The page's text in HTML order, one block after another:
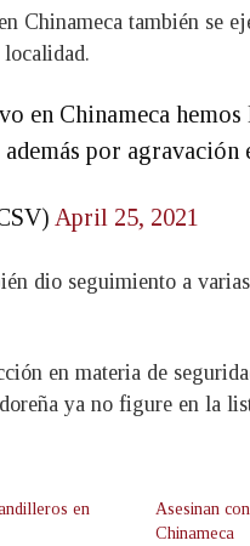
Chinameca también se
en Chinameca
por agravación
April 25, 2021
dio seguimiento a
en materia de
ya no figure en la
en
Asesinan
Chinameca